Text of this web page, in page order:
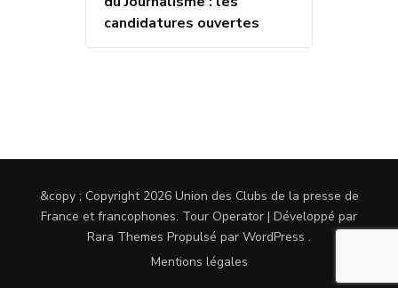
candidatures ouvertes
&copy ; Copyright 2026 Union des Clubs de la presse de
France et francophones. Tour Operator | Développé par
Rara Themes Propulsé par WordPress .
Mentions légales